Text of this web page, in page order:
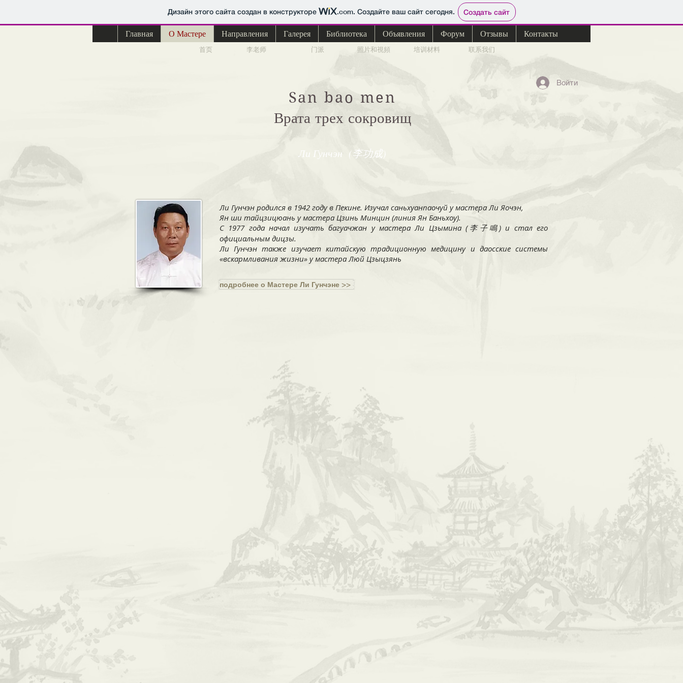
Дизайн этого сайта создан в конструкторе .com. Создайте ваш сайт сегодня. Создать сайт
Главная О Мастере Направления Галерея Библиотека Объявления Форум Отзывы Контакты
首页 李老师 门派 照片和視頻 培训材料 联系我们
Войти
Ли Гунчэн (李功成)
Ли Гунчэн родился в 1942 году в Пекине. Изучал саньхуанпаочуй у мастера Ли Яочэн,
Ян ши тайцзицюань у мастера Цзинь Минцин (линия Ян Баньхоу).
С 1977 года начал изучать багуачжан у мастера Ли Цзымина (李子鳴) и стал его
официальным дицзы.
Ли Гунчэн также изучает китайскую традиционную медицину и даосские системы
«вскармливания жизни» у мастера Люй Цзыцзянь
подробнее о Мастере Ли Гунчэне >>
San bao men
Врата трех сокровищ